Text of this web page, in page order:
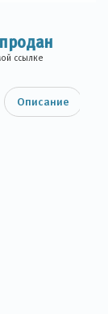
ссылке
Описание